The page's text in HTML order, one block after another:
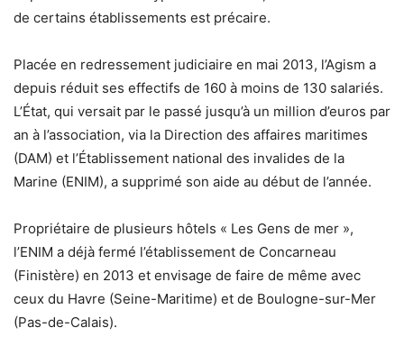
de certains établissements est précaire.
Placée en redressement judiciaire en mai 2013, l’Agism a
depuis réduit ses effectifs de 160 à moins de 130 salariés.
L’État, qui versait par le passé jusqu’à un million d’euros par
an à l’association, via la Direction des affaires maritimes
(DAM) et l’Établissement national des invalides de la
Marine (ENIM), a supprimé son aide au début de l’année.
Propriétaire de plusieurs hôtels « Les Gens de mer »,
l’ENIM a déjà fermé l’établissement de Concarneau
(Finistère) en 2013 et envisage de faire de même avec
ceux du Havre (Seine-Maritime) et de Boulogne-sur-Mer
(Pas-de-Calais).